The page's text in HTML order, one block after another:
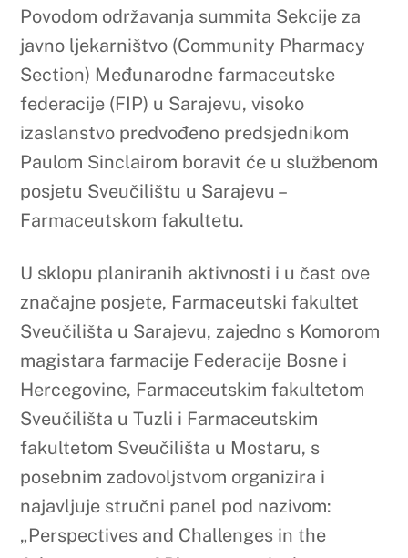
Farmaceutskom fakultetu.
U sklopu planiranih aktivnosti i u čast ove
značajne posjete, Farmaceutski fakultet
Sveučilišta u Sarajevu, zajedno s Komorom
magistara farmacije Federacije Bosne i
Hercegovine, Farmaceutskim fakultetom
Sveučilišta u Tuzli i Farmaceutskim
fakultetom Sveučilišta u Mostaru, s
posebnim zadovoljstvom organizira i
„Perspectives and Challenges in the
Advancement of Pharmaceutical
Panel će se održati 3. ožujka 2026. godine
s početkom u 15:00 sati, u prostorijama
Fakulteta.
Cilj panela je okupiti predstavnike
akademske zajednice, studente, kao i
farmaceutske stručnjake iz prakse, te
otvoriti prostor za sadržajnu i
argumentiranu raspravu o perspektivama i
izazovima unaprjeđenja farmaceutskog